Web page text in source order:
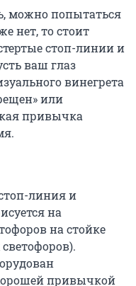
можно попытаться
нет, то стоит
стоп-линии и
ваш глаз
винегрета
или
привычка
линия и
на
на стойке
привычкой